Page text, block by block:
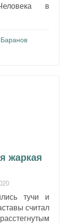
в
жаркая
тучи и
считал